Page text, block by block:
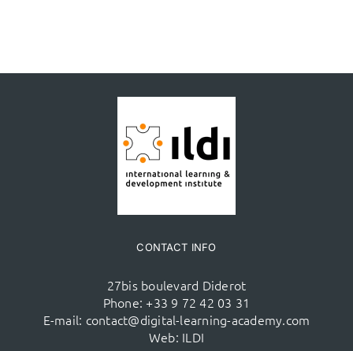
CONTACT INFO
27bis boulevard Diderot
Phone: +33 9 72 42 03 31
E-mail: contact@digital-learning-academy.com
Web: ILDI